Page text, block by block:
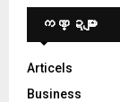
ကဏ္ဍများ
Articels
Business